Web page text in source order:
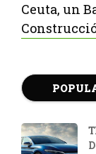
Ceuta, un